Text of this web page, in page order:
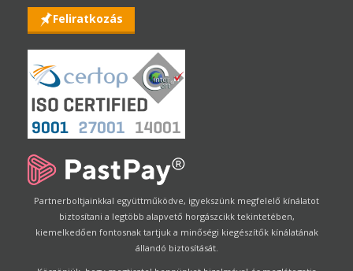
Feliratkozás
Partnerboltjainkkal együttműködve, igyekszünk megfelelő kínálatot
biztosítani a legtöbb alapvető horgászcikk tekintetében,
kiemelkedően fontosnak tartjuk a minőségi kiegészítők kínálatának
állandó biztosítását.